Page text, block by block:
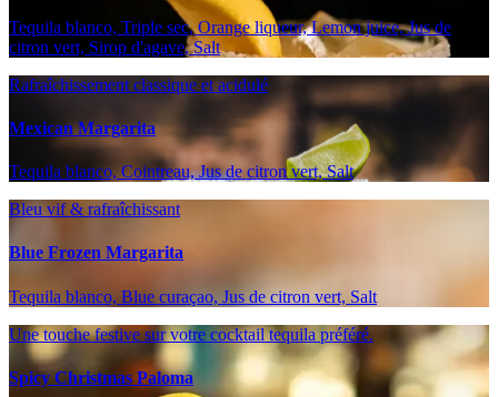
Tequila blanco, Triple sec, Orange liqueur, Lemon juice, Jus de
citron vert, Sirop d'agave, Salt
Rafraîchissement classique et acidulé
Mexican Margarita
Tequila blanco, Cointreau, Jus de citron vert, Salt
Bleu vif & rafraîchissant
Blue Frozen Margarita
Tequila blanco, Blue curaçao, Jus de citron vert, Salt
Une touche festive sur votre cocktail tequila préféré.
Spicy Christmas Paloma